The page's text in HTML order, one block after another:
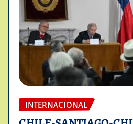
INTERNACIONAL